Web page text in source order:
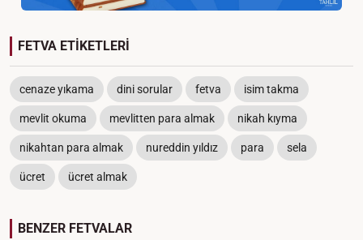
FETVA ETİKETLERİ
cenaze yıkama dini sorular fetva isim takma
mevlit okuma mevlitten para almak nikah kıyma
nikahtan para almak nureddin yıldız para sela
ücret ücret almak
BENZER FETVALAR